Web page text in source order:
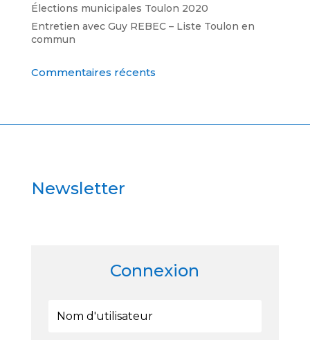
Élections municipales Toulon 2020
Entretien avec Guy REBEC – Liste Toulon en
commun
Commentaires récents
Newsletter
Connexion